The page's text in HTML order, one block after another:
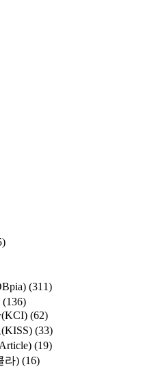
(311)
(136)
(62)
(33)
(19)
라) (16)